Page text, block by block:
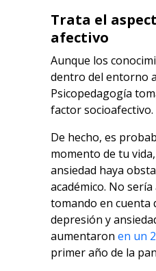
Trata el
afectivo
Aunque los
dentro del entorno
Psicopedagogía
factor socioafectivo.
De hecho, es
momento de tu
ansiedad haya
académico. No
tomando en cuenta
depresión y
aumentaron en un
primer año de la